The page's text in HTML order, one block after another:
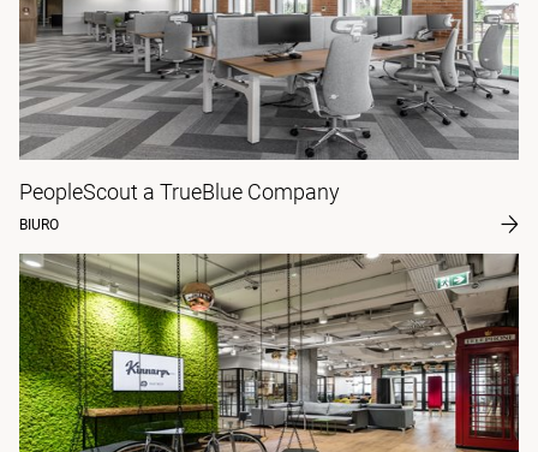
PeopleScout a TrueBlue Company
BIURO